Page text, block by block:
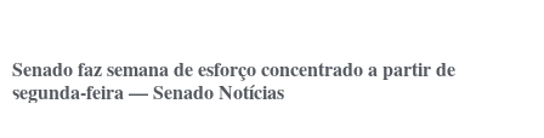
Senado faz semana de esforço concentrado a partir de
segunda-feira — Senado Notícias